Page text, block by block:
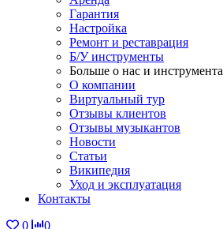
Гарантия
Настройка
Ремонт и реставрация
Б/У инструменты
Больше о нас и
О компании
Виртуальный тур
Отзывы клиентов
Отзывы музыкантов
Новости
Статьи
Википедия
Уход и эксплуатация
Контакты
0
0